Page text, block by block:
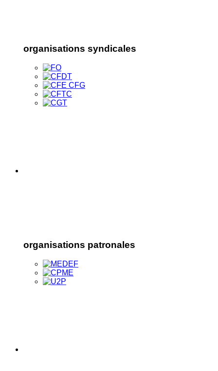
organisations syndicales
organisations patronales